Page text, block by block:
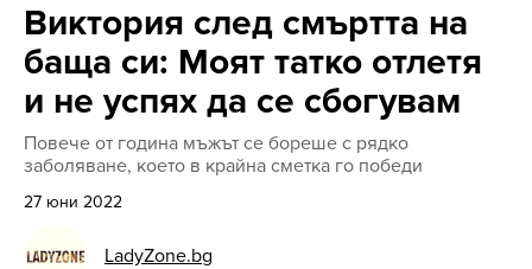
Виктория след смъртта на
баща си: Моят татко отлетя
и не успях да се сбогувам
Повече от година мъжът се бореше с рядко
заболяване, което в крайна сметка го победи
27 юни 2022
LadyZone.bg